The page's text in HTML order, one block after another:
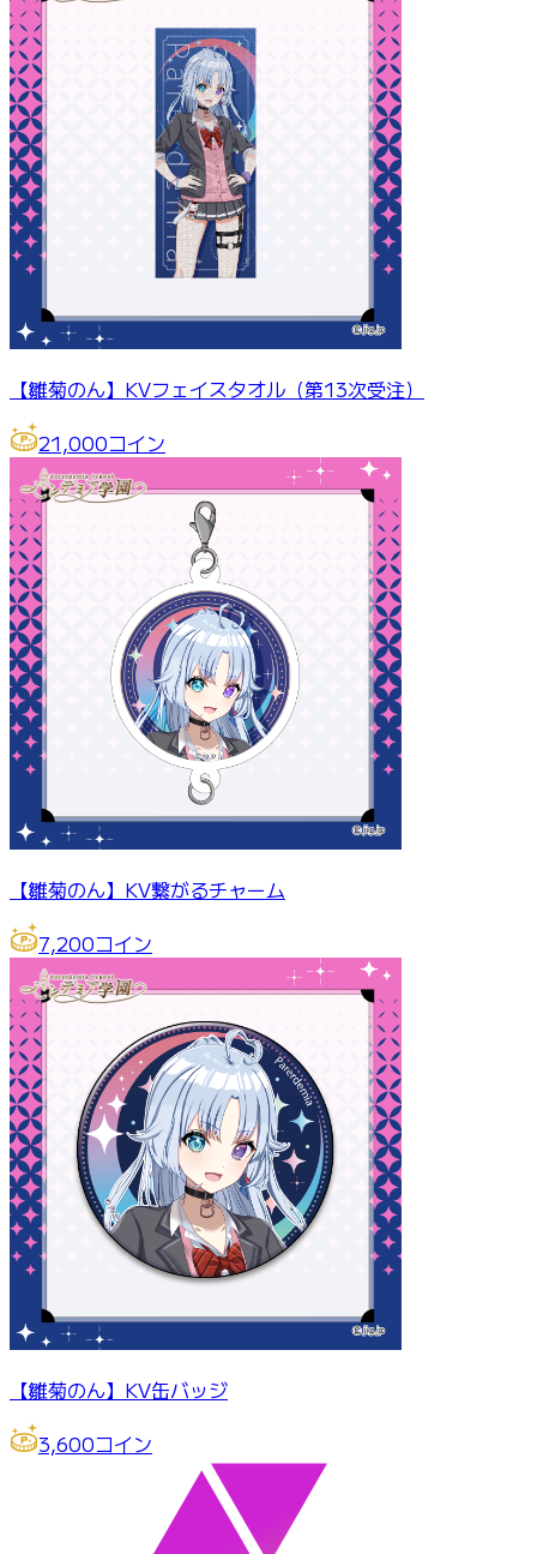
【雛菊のん】KVフェイスタオル（第13次受注）
21,000コイン
【雛菊のん】KV繋がるチャーム
7,200コイン
【雛菊のん】KV缶バッジ
3,600コイン